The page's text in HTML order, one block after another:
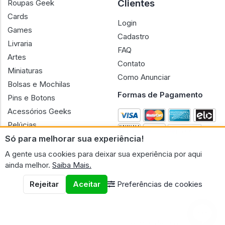
Só para melhorar sua experiência!
A gente usa cookies para deixar sua experiência por aqui
ainda melhor. Saiba Mais.
Rejeitar
Aceitar Preferências de cookies
Almofadas
Jogo de Tabuleiro
Roupas Geek
Cards
Games
Livraria
Artes
Miniaturas
Bolsas e Mochilas
Pins e Botons
Pelúcias
Bonecas
Clientes
Login
Cadastro
Contato
Como Anunciar